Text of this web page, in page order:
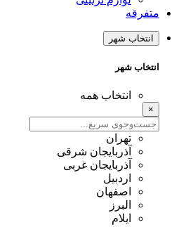
متفرقه
انتخاب شهر
انتخاب شهر
انتخاب همه
×
تهران
آذربایجان شرقی
آذربایجان غربی
اردبیل
اصفهان
البرز
ایلام